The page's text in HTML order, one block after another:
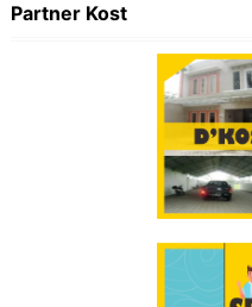
Partner Kost